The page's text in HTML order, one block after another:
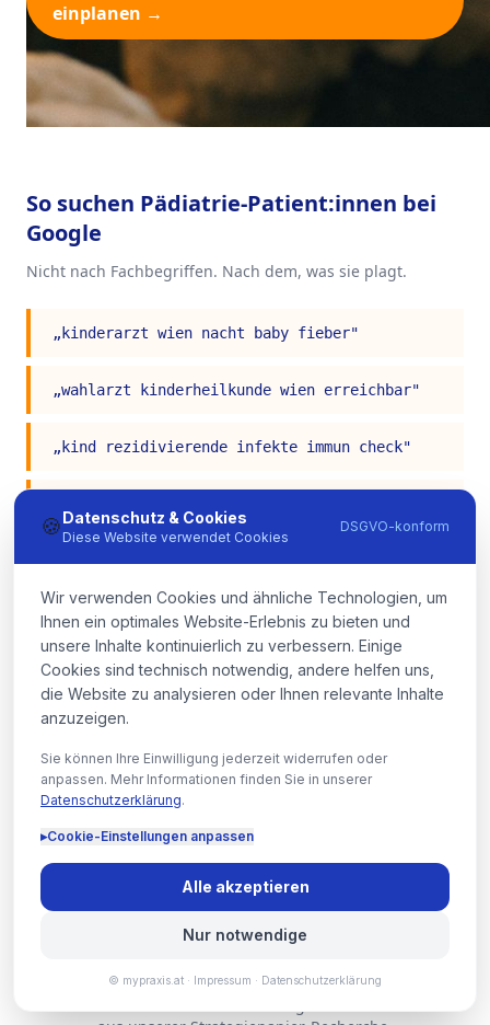
🍪Datenschutz & Cookies
Diese Website verwendet Cookies
DSGVO-konform
Wir verwenden Cookies und ähnliche Technologien, um
Ihnen ein optimales Website-Erlebnis zu bieten und
unsere Inhalte kontinuierlich zu verbessern. Einige
Cookies sind technisch notwendig, andere helfen uns,
die Website zu analysieren oder Ihnen relevante Inhalte
anzuzeigen.
Sie können Ihre Einwilligung jederzeit widerrufen oder
anpassen. Mehr Informationen finden Sie in unserer
Datenschutzerklärung.
▸Cookie-Einstellungen anpassen
Alle akzeptieren
Nur notwendige
© mypraxis.at · Impressum · Datenschutzerklärung
einplanen →
So suchen Pädiatrie-Patient:innen bei
Google
Nicht nach Fachbegriffen. Nach dem, was sie plagt.
„ kinderarzt wien nacht baby fieber"
„wahlarzt kinderheilkunde wien erreichbar"
„ kind rezidivierende infekte immun check"
„kinderarzt wien impfplan flexibel"
„jugendmedizin wien akne isotretinoin"
„u untersuchung privat wien"
allergietest kind wien
Mögliche Fragen Ihrer Pädiatrie-
Patient:innen
Die Antworten sind keine fertigen Texte. Sie zeigen, welche